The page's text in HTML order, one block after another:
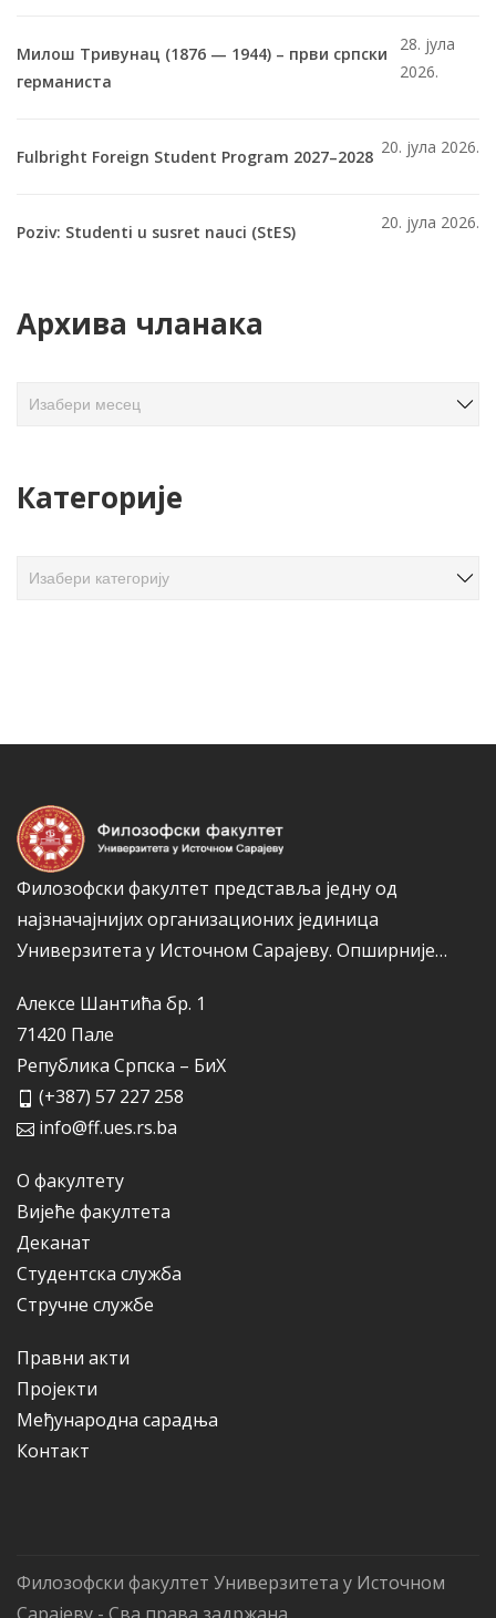
Милош Тривунац (1876 — 1944) – први српски
германиста
28. јула
2026.
Fulbright Foreign Student Program 2027–2028 20. јула 2026.
Poziv: Studenti u susret nauci (StES) 20. јула 2026.
Архива чланака
в
Категорије
Филозофски факултет представља једну од
најзначајнијих организационих јединица
Универзитета у Источном Сарајеву. Опширније…
Алексе Шантића бр. 1
71420 Пале
Република Српска – БиХ
(+387) 57 227 258
info@ff.ues.rs.ba
О факултету
Вијеће факултета
Деканат
Студентска служба
Стручне службе
Правни акти
Пројекти
Међународна сарадња
Контакт
Филозофски факултет Универзитета у Источном